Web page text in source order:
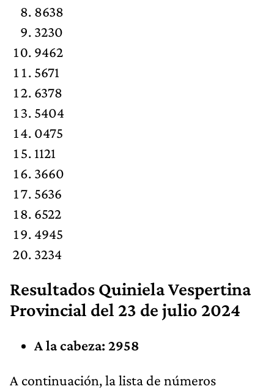
8638
3230
9462
5671
6378
5404
0475
1121
3660
5636
6522
4945
3234
Resultados Quiniela Vespertina
Provincial del 23 de julio 2024
A la cabeza: 2958
​A continuación, la lista de números